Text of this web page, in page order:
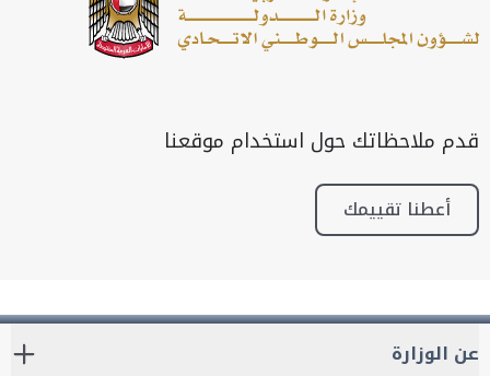
قدم ملاحظاتك حول استخدام موقعنا
أعطنا تقييمك
عن الوزارة